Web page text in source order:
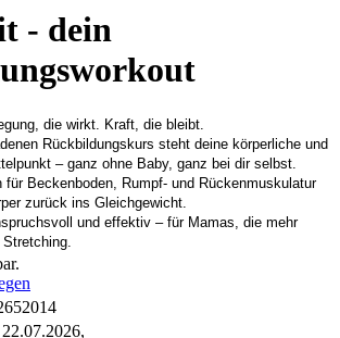
- dein
die wirkt. Kraft, die bleibt.
Rückbildungskurs steht deine körperliche und
– ganz ohne Baby, ganz bei dir selbst.
für Beckenboden, Rumpf- und Rückenmuskulatur
zurück ins Gleichgewicht.
und effektiv – für Mamas, die mehr
22.07.2026,